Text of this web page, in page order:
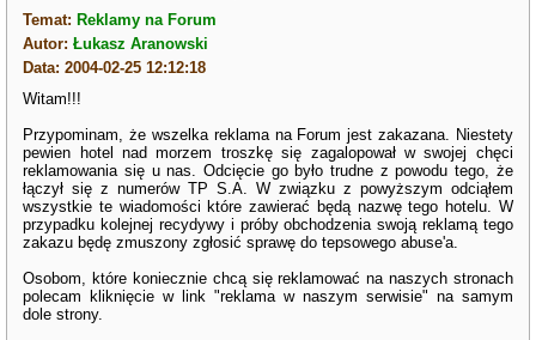
Temat: Reklamy na Forum
Autor:Łukasz Aranowski
Data: 2004-02-25 12:12:18
Witam!!!
Przypominam, że wszelka reklama na Forum jest zakazana. Niestety
pewien hotel nad morzem troszkę się zagalopował w swojej chęci
reklamowania się u nas. Odcięcie go było trudne z powodu tego, że
łączył się z numerów TP S.A. W związku z powyższym odciąłem
wszystkie te wiadomości które zawierać będą nazwę tego hotelu. W
przypadku kolejnej recydywy i próby obchodzenia swoją reklamą tego
zakazu będę zmuszony zgłosić sprawę do tepsowego abuse'a.
Osobom, które koniecznie chcą się reklamować na naszych stronach
polecam kliknięcie w link "reklama w naszym serwisie" na samym
dole strony.